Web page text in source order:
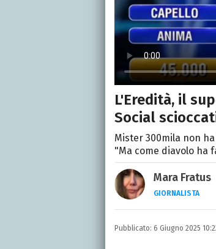
L'Eredità, il
Social
Mister 300mila non
"Ma come diavolo ha
Mara Fratus
GIORNALISTA
Nella mia
Pubblicato: 6 Giugno 2025